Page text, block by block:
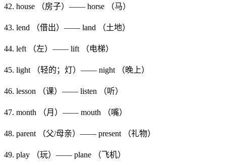
42. house （房子）—— horse （马）
43. lend （借出）—— land （土地）
44. left （左）—— lift （电梯）
45. light （轻的；灯）—— night （晚上）
46. lesson （课）—— listen （听）
47. month （月）—— mouth （嘴）
48. parent （父/母亲）—— present （礼物）
49. play （玩）—— plane （飞机）